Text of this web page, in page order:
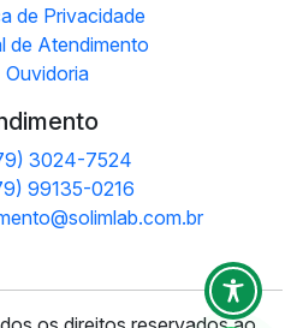
de Privacidade
de Atendimento
Ouvidoria
3024-7524
99135-0216